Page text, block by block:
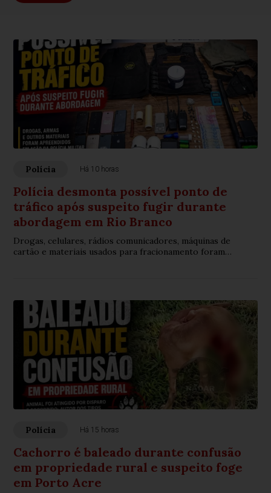
Polícia Há 10 horas
Polícia desmonta possível ponto de
tráfico após suspeito fugir durante
abordagem em Rio Branco
Drogas, celulares, rádios comunicadores, máquinas de
cartão e materiais usados para fracionamento foram
Polícia Há 15 horas
Cachorro é baleado durante confusão
em propriedade rural e suspeito foge
em Porto Acre